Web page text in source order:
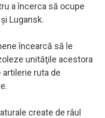
a încerca să ocupe
Lugansk.
încearcă să le
unităţile acestora
ruta de
create de râul